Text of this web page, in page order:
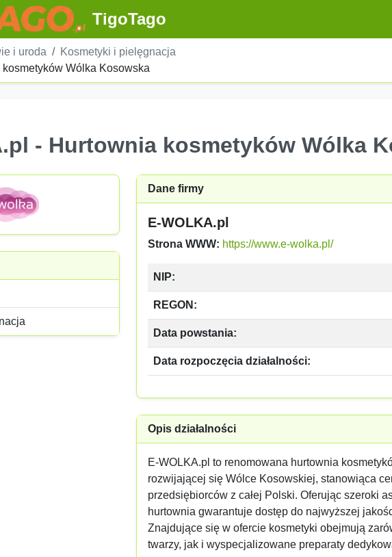
TigoTago
i uroda
Kosmetyki i pielęgnacja
Wólka Kosowska
- Hurtownia kosmetyków Wólka
Dane firmy
E-WOLKA.pl
Strona WWW: https://www.e-wolka.pl/
NIP:
REGON:
Data powstania:
Data rozpoczęcia działalności:
Opis działalności
E-WOLKA.pl to renomowana hurtownia
rozwijającej się Wólce Kosowskiej, stanowiąca
przedsiębiorców z całej Polski. Oferując szeroki
hurtownia gwarantuje dostęp do najwyższej
Znajdujące się w ofercie kosmetyki obejmują
twarzy, jak i wyspecjalizowane preparaty